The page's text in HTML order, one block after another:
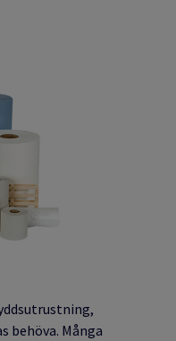
behöva. Många